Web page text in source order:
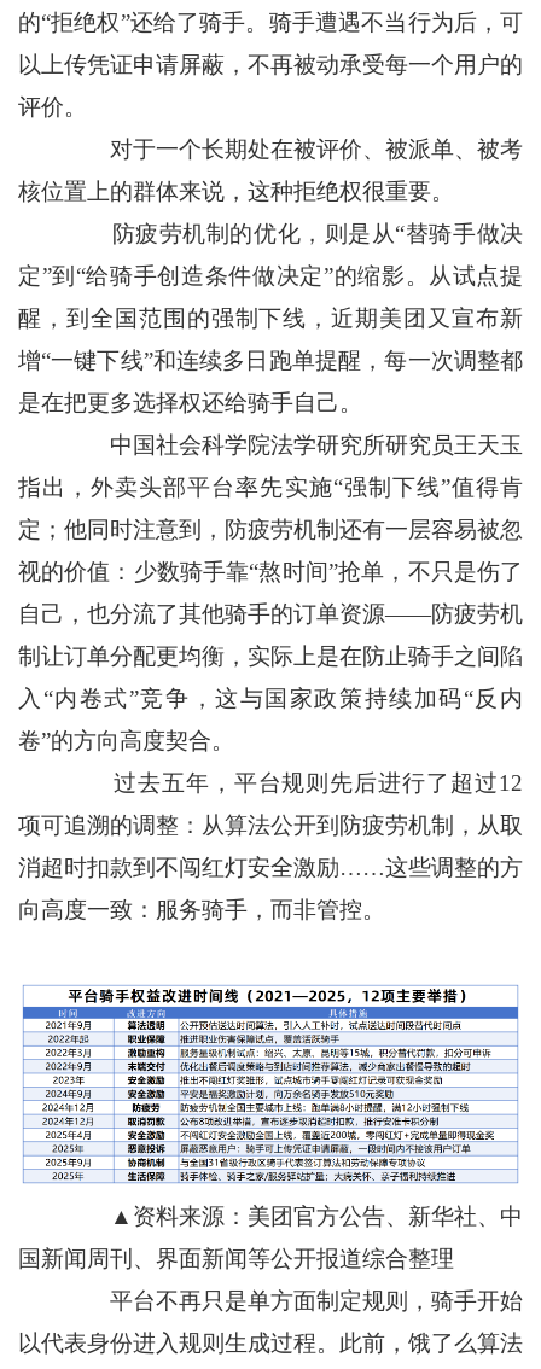
的“拒绝权”还给了骑手。骑手遭遇不当行为后，可
以上传凭证申请屏蔽，不再被动承受每一个用户的
评价。
对于一个长期处在被评价、被派单、被考
核位置上的群体来说，这种拒绝权很重要。
防疲劳机制的优化，则是从“替骑手做决
定”到“给骑手创造条件做决定”的缩影。从试点提
醒，到全国范围的强制下线，近期美团又宣布新
增“一键下线”和连续多日跑单提醒，每一次调整都
是在把更多选择权还给骑手自己。
中国社会科学院法学研究所研究员王天玉
指出，外卖头部平台率先实施“强制下线”值得肯
定；他同时注意到，防疲劳机制还有一层容易被忽
视的价值：少数骑手靠“熬时间”抢单，不只是伤了
自己，也分流了其他骑手的订单资源——防疲劳机
制让订单分配更均衡，实际上是在防止骑手之间陷
入“内卷式”竞争，这与国家政策持续加码“反内
卷”的方向高度契合。
过去五年，平台规则先后进行了超过12
项可追溯的调整：从算法公开到防疲劳机制，从取
消超时扣款到不闯红灯安全激励……这些调整的方
向高度一致：服务骑手，而非管控。
▲资料来源：美团官方公告、新华社、中
国新闻周刊、界面新闻等公开报道综合整理
平台不再只是单方面制定规则，骑手开始
以代表身份进入规则生成过程。此前，饿了么算法